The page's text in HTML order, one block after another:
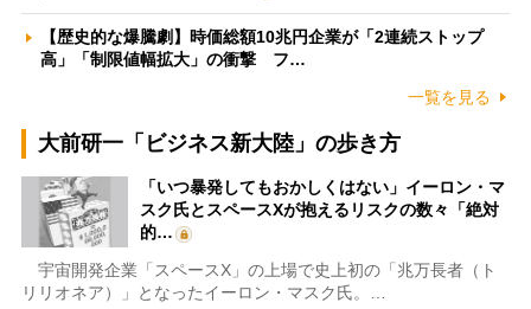
【歴史的な爆騰劇】時価総額10兆円企業が「2連続ストップ
高」「制限値幅拡大」の衝撃 フ…
一覧を見る
大前研一「ビジネス新大陸」の歩き方
「いつ暴発してもおかしくはない」イーロン・マ
スク氏とスペースXが抱えるリスクの数々「絶対
的…
宇宙開発企業「スペースX」の上場で史上初の「兆万長者（ト
リリオネア）」となったイーロン・マスク氏。…